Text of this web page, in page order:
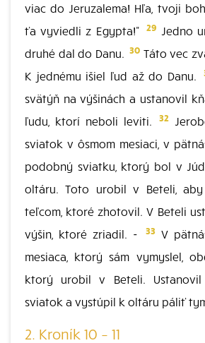
viac do Jeruzalema! Hľa, tvoji
ťa vyviedli z Egypta!" 29 Jedno
druhé dal do Danu. 30 Táto vec
K jednému išiel ľud až do Danu.
svätýň na výšinách a ustanovil
ľudu, ktorí neboli leviti.
32
sviatok v ôsmom mesiaci, v
podobný sviatku, ktorý bol v
oltáru. Toto urobil v Beteli,
teľcom, ktoré zhotovil. V Beteli
výšin, ktoré zriadil. -
33 V
mesiaca, ktorý sám vymyslel,
ktorý urobil v Beteli.
sviatok a vystúpil k oltáru páliť
2. Kroník 10 – 11